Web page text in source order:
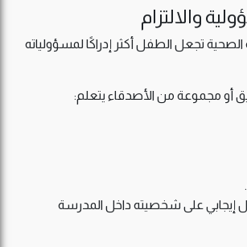
الصحية تجعل الطفل أكثر إدراكًا لمسؤولياته
أو مجموعة من الأصدقاء يتعلم:
على شخصيته داخل المدرسة